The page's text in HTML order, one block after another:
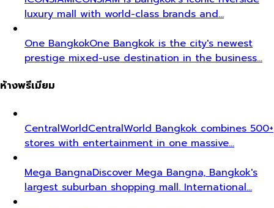
luxury mall with world-class brands and…
One BangkokOne Bangkok is the city's newest
prestige mixed-use destination in the business…
ห้างพรีเมียม
CentralWorldCentralWorld Bangkok combines 500+
stores with entertainment in one massive…
Mega BangnaDiscover Mega Bangna, Bangkok's
largest suburban shopping mall. International…